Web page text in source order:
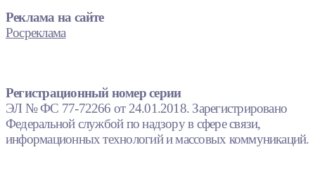
Реклама на сайте
Росреклама
Регистрационный номер серии
ЭЛ № ФС 77-72266 от 24.01.2018. Зарегистрировано
Федеральной службой по надзору в сфере связи,
информационных технологий и массовых коммуникаций.